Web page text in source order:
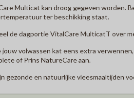
Multicat kan droog gegeven worden.
ter beschikking staat.
de dagportie VitalCare MulticatT over
jouw volwassen kat eens extra
of Prins NatureCare aan.
gezonde en natuurlijke vleesmaaltijden